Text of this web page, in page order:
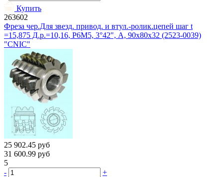
Купить
263602
Фреза чер.Для звезд. привод. и втул.-ролик.цепей шаг t
=15,875 Д.р.=10,16, Р6М5, 3°42", A, 90х80х32 (2523-0039)
"CNIC"
25 902.45 руб
31 600.99 руб
5
-
+